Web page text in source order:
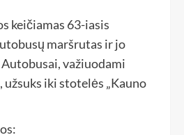
keičiamas 63-iasis
maršrutas ir jo
važiuodami
iki stotelės „Kauno